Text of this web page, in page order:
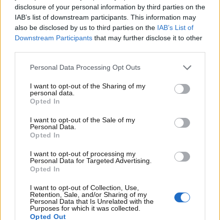
disclosure of your personal information by third parties on the
IAB’s list of downstream participants. This information may
also be disclosed by us to third parties on the IAB’s List of
Downstream Participants that may further disclose it to other
Personal Data Processing Opt Outs
I want to opt-out of the Sharing of my
personal data.
Opted In
I want to opt-out of the Sale of my
Personal Data.
Opted In
I want to opt-out of processing my
Personal Data for Targeted Advertising.
Opted In
I want to opt-out of Collection, Use,
Retention, Sale, and/or Sharing of my
Personal Data that Is Unrelated with the
Purposes for which it was collected.
Opted Out
Meccanico Michelin di spalle in officina –
Massimo grip anche su asfalto
bagnato e a basse temperature
Il concetto di aderenza si evolve quando tecnologie di